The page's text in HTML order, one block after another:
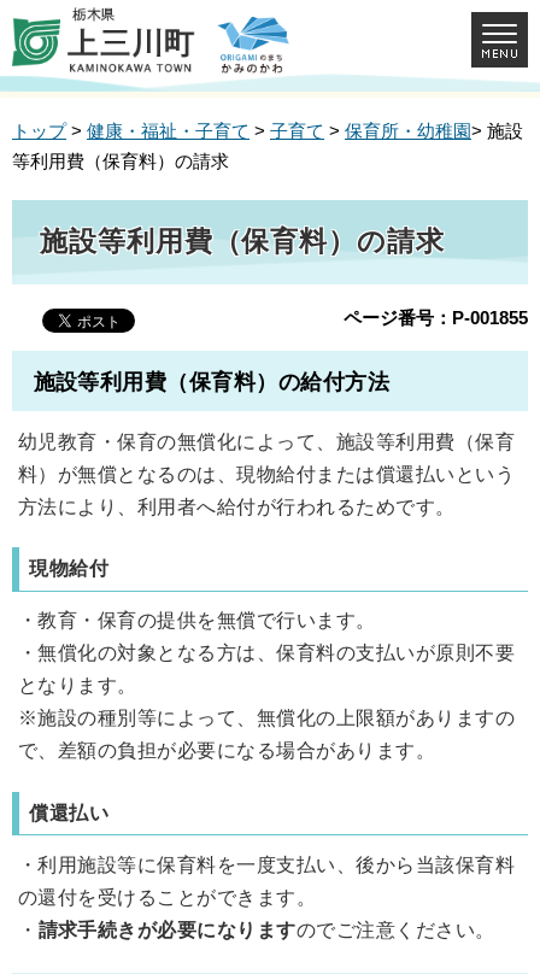
トップ> 健康・福祉・子育て > 子育て > 保育所・幼稚園> 施設
等利用費（保育料）の請求
施設等利用費（保育料）の請求
ページ番号：P-001855
施設等利用費（保育料）の給付方法
幼児教育・保育の無償化によって、施設等利用費（保育
料）が無償となるのは、現物給付または償還払いという
方法により、利用者へ給付が行われるためです。
現物給付
・教育・保育の提供を無償で行います。
・無償化の対象となる方は、保育料の支払いが原則不要
となります。
※施設の種別等によって、無償化の上限額がありますの
で、差額の負担が必要になる場合があります。
償還払い
・利用施設等に保育料を一度支払い、後から当該保育料
の還付を受けることができます。
・ 請求手続きが必要になりますのでご注意ください。